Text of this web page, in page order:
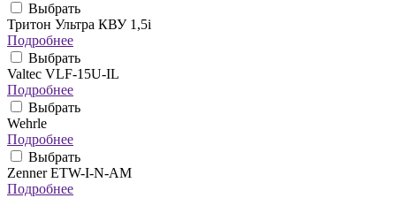
Выбрать
Тритон Ультра КВУ 1,5i
Подробнее
Выбрать
Valtec VLF-15U-IL
Подробнее
Выбрать
Wehrle
Подробнее
Выбрать
Zenner ETW-I-N-AM
Подробнее